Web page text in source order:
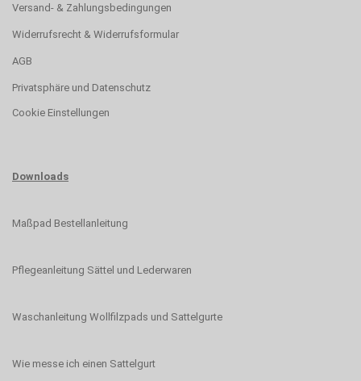
Versand- & Zahlungsbedingungen
Widerrufsrecht & Widerrufsformular
AGB
Privatsphäre und Datenschutz
Cookie Einstellungen
Downloads
Maßpad Bestellanleitung
Pflegeanleitung Sättel und Lederwaren
Waschanleitung Wollfilzpads und Sattelgurte
Wie messe ich einen Sattelgurt